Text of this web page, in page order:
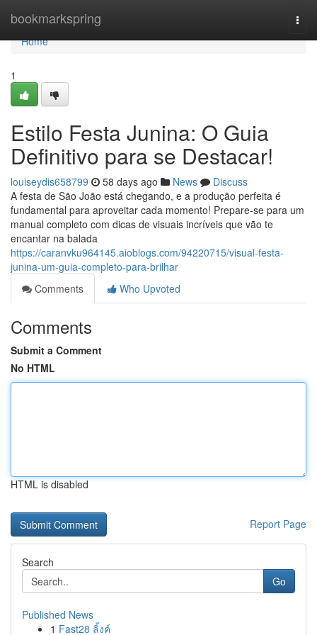
bookmarkspring
Home
Home
1
Estilo Festa Junina: O Guia
Definitivo para se Destacar!
louiseydis658799 58 days ago News
Discuss
A festa de São João está chegando, e a produção perfeita é
fundamental para aproveitar cada momento! Prepare-se para um
manual completo com dicas de visuais incríveis que vão te
encantar na balada
https://caranvku964145.aioblogs.com/94220715/visual-festa-
junina-um-guia-completo-para-brilhar
Comments
Who Upvoted
Comments
Submit a Comment
No HTML
HTML is disabled
Report Page
Search
Go
Published News
1 Fast28 ลิ้งค์